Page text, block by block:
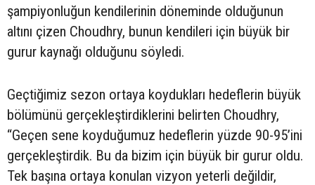
şampiyonluğun kendilerinin döneminde olduğunun
altını çizen Choudhry, bunun kendileri için büyük bir
gurur kaynağı olduğunu söyledi.
Geçtiğimiz sezon ortaya koydukları hedeflerin büyük
bölümünü gerçekleştirdiklerini belirten Choudhry,
“Geçen sene koyduğumuz hedeflerin yüzde 90-95’ini
gerçekleştirdik. Bu da bizim için büyük bir gurur oldu.
Tek başına ortaya konulan vizyon yeterli değildir,